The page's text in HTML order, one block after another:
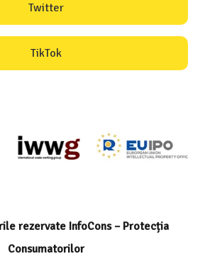
Twitter
TikTok
rezervate InfoCons – Protecția
Consumatorilor